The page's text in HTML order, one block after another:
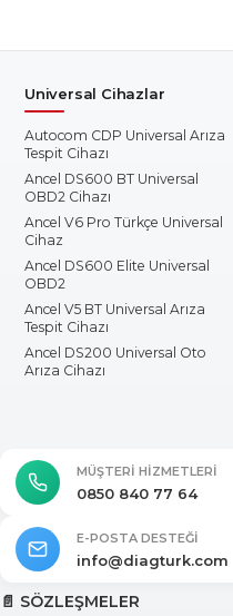
Universal Cihazlar
Autocom CDP Universal Arıza
Tespit Cihazı
Ancel DS600 BT Universal
OBD2 Cihazı
Ancel V6 Pro Türkçe Universal
Cihaz
Ancel DS600 Elite Universal
OBD2
Ancel V5 BT Universal Arıza
Tespit Cihazı
Ancel DS200 Universal Oto
Arıza Cihazı
MÜŞTERI HIZMETLERI
0850 840 77 64
E-POSTA DESTEĞI
info@diagturk.com
📄 SÖZLEŞMELER